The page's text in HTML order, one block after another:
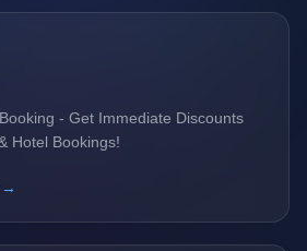
- Get Immediate Discounts
Hotel Bookings!
→